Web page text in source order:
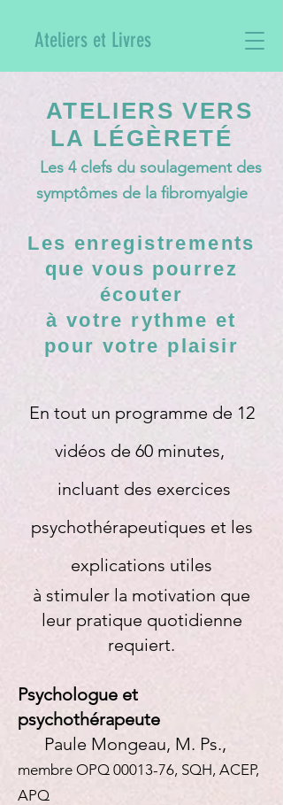
Ateliers et Livres
ATELIERS VERS
LA LÉGÈRETÉ
Les 4 clefs du soulagement des
symptômes de la fibromyalgie
Les enregistrements
que vous pourrez
écouter
à votre rythme et
pour votre plaisir
En tout un programme de 12
vidéos de 60 minutes,
incluant des exercices
psychothérapeutiques et les
explications utiles
à stimuler la motivation que
leur pratique quotidienne
requiert.
Psychologue et
psychothérapeute
Paule Mongeau, M. Ps.,
membre OPQ 00013-76, SQH, ACEP,
APQ